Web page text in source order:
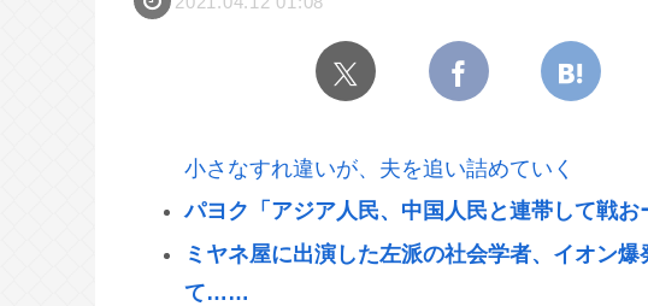
小さなすれ違いが、夫を追い詰めていく
パヨク「アジア人民、中国人民と連帯して戦お
ミヤネ屋に出演した左派の社会学者、イオン
て……